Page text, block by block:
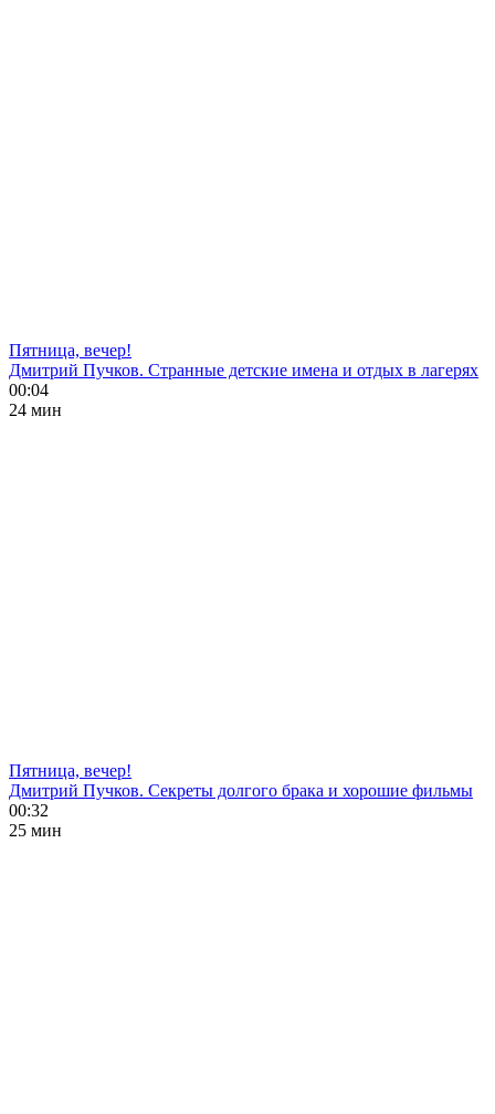
Пятница, вечер!
Дмитрий Пучков. Странные детские имена и отдых в лагерях
00:04
24 мин
Пятница, вечер!
Дмитрий Пучков. Секреты долгого брака и хорошие фильмы
00:32
25 мин